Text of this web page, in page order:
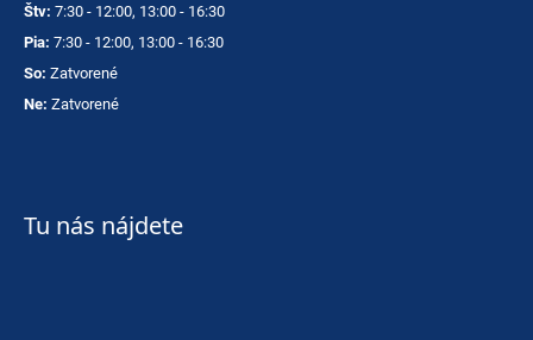
Štv: 7:30 - 12:00, 13:00 - 16:30
Pia: 7:30 - 12:00, 13:00 - 16:30
So: Zatvorené
Ne: Zatvorené
Tu nás nájdete